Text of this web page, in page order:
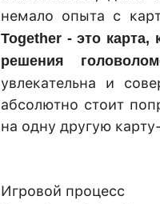
немало опыта с
Together - это карта,
решения
увлекательна и
абсолютно стоит
на одну другую
Игровой процесс